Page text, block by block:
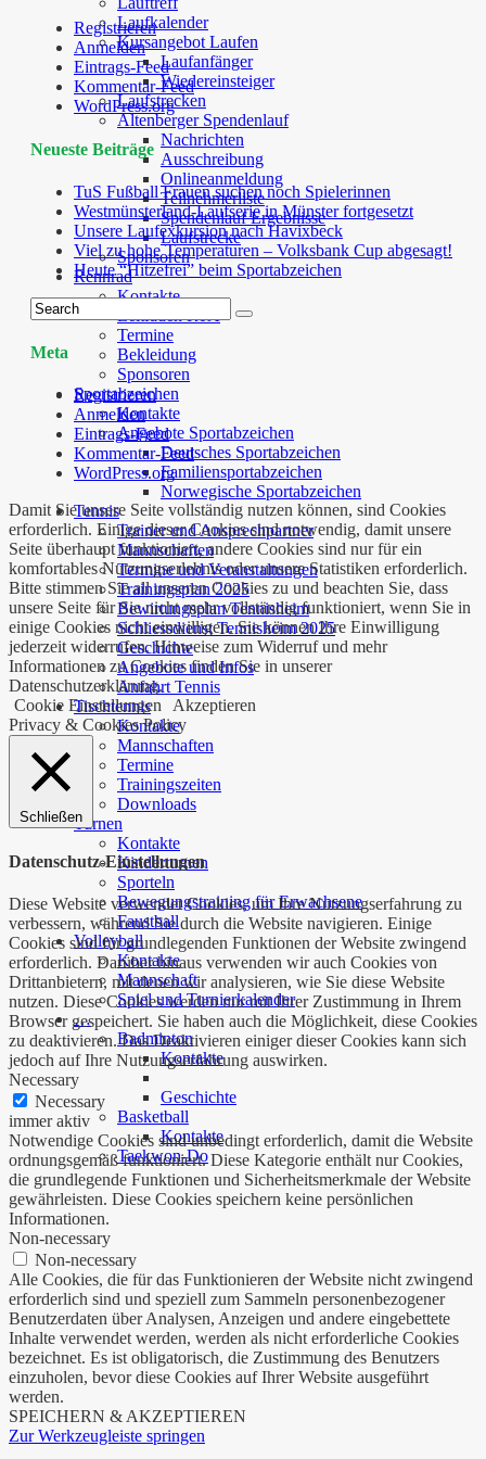
Laufkalender
Kursangebot Laufen
Laufanfänger
Wiedereinsteiger
Laufstrecken
Altenberger Spendenlauf
Nachrichten
Ausschreibung
Onlineanmeldung
Teilnehmerliste
Spendenlauf Ergebnisse
Laufstrecke
Sponsoren
Rennrad
Kontakte
Leitfaden RTA
Termine
Bekleidung
Sponsoren
Sportabzeichen
Kontakte
Angebote Sportabzeichen
Deutsches Sportabzeichen
Familiensportabzeichen
Norwegische Sportabzeichen
Tennis
Trainer und Ansprechpartner
Mannschaften
Termine und Veranstaltungen
Trainingsplan 2025
Bewirtungsplan Tennisheim
Schliessdienst Tennisheim 2025
Geschichte
Angebote und Infos
Anfahrt Tennis
Tischtennis
Kontakte
Mannschaften
Termine
Trainingszeiten
Downloads
Turnen
Kontakte
Kinderturnen
Sporteln
Bewegungstraining für Erwachsene
Faustball
Volleyball
Kontakte
Mannschaft
Spiel und Turnierkalender
…
Badminton
Kontakte
Geschichte
Basketball
Kontakte
Taekwon-Do
Registrieren
Anmelden
Eintrags-Feed
Kommentar-Feed
WordPress.org
Neueste Beiträge
TuS Fußball Frauen suchen noch Spielerinnen
Westmünsterland-Laufserie in Münster fortgesetzt
Unsere Laufexkursion nach Havixbeck
Viel zu hohe Temperaturen – Volksbank Cup abgesagt!
Heute “Hitzefrei” beim Sportabzeichen
Meta
Registrieren
Anmelden
Eintrags-Feed
Kommentar-Feed
WordPress.org
Damit Sie unsere Seite vollständig nutzen können, sind Cookies
erforderlich. Einige dieser Cookies sind notwendig, damit unsere
Seite überhaupt funktioniert, andere Cookies sind nur für ein
komfortables Nutzungserlebnis oder unsere Statistiken erforderlich.
Bitte stimmen Sie all unseren Cookies zu und beachten Sie, dass
unsere Seite für Sie nicht mehr vollständig funktioniert, wenn Sie in
einige Cookies nicht einwilligen. Sie können Ihre Einwilligung
jederzeit widerrufen. Hinweise zum Widerruf und mehr
Informationen zu Cookies finden Sie in unserer
Datenschutzerklärung.
Cookie Einstellungen
Akzeptieren
Privacy & Cookies Policy
Schließen
Datenschutz-Einstellungen
Diese Website verwendet Cookies, um Ihre Nutzungserfahrung zu
verbessern, während Sie durch die Website navigieren. Einige
Cookies sind für grundlegenden Funktionen der Website zwingend
erforderlich. Darüber hinaus verwenden wir auch Cookies von
Drittanbietern, mit denen wir analysieren, wie Sie diese Website
nutzen. Diese Cookies werden nur mit Ihrer Zustimmung in Ihrem
Browser gespeichert. Sie haben auch die Möglichkeit, diese Cookies
zu deaktivieren. Das Deaktivieren einiger dieser Cookies kann sich
jedoch auf Ihre Nutzungserfahrung auswirken.
Necessary
Necessary
immer aktiv
Notwendige Cookies sind unbedingt erforderlich, damit die Website
ordnungsgemäß funktioniert. Diese Kategorie enthält nur Cookies,
die grundlegende Funktionen und Sicherheitsmerkmale der Website
gewährleisten. Diese Cookies speichern keine persönlichen
Informationen.
Non-necessary
Non-necessary
Alle Cookies, die für das Funktionieren der Website nicht zwingend
erforderlich sind und speziell zum Sammeln personenbezogener
Benutzerdaten über Analysen, Anzeigen und andere eingebettete
Inhalte verwendet werden, werden als nicht erforderliche Cookies
bezeichnet. Es ist obligatorisch, die Zustimmung des Benutzers
einzuholen, bevor diese Cookies auf Ihrer Website ausgeführt
werden.
SPEICHERN & AKZEPTIEREN
Zur Werkzeugleiste springen